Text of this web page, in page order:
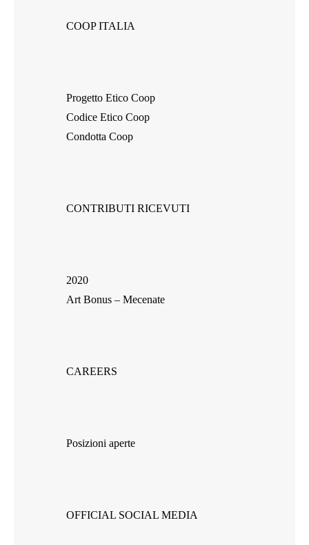
COOP ITALIA
Progetto Etico Coop
Codice Etico Coop
Condotta Coop
CONTRIBUTI RICEVUTI
2020
Art Bonus – Mecenate
CAREERS
Posizioni aperte
OFFICIAL SOCIAL MEDIA